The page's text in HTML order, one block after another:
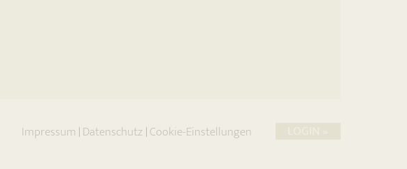
Impressum Datenschutz Cookie-Einstellungen